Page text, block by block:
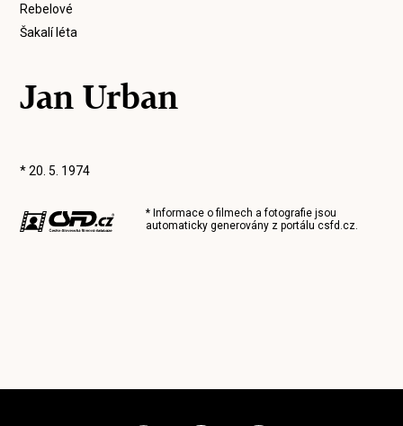
Rebelové
Šakalí léta
Jan Urban
* 20. 5. 1974
* Informace o filmech a fotografie jsou
automaticky generovány z portálucsfd.cz